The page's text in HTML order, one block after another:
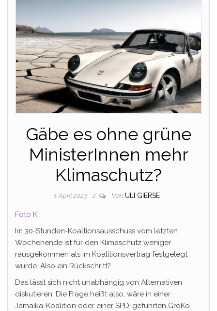
Gäbe es ohne grüne
MinisterInnen mehr
Klimaschutz?
1. April 2023 2 Von ULI GIERSE
Foto KI
Im 30-Stunden-Koaltionsausschuss vom letzten
Wochenende ist für den Klimaschutz weniger
rausgekommen als im Koalitionsvertrag festgelegt
wurde. Also ein Rückschritt?
Das lässt sich nicht unabhängig von Alternativen
diskutieren. Die Frage heißt also, wäre in einer
Jamaika-Koalition oder einer SPD-geführten GroKo